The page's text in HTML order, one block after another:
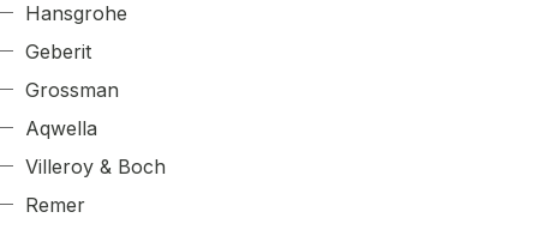
Hansgrohe
Geberit
Grossman
Aqwella
Villeroy & Boch
Remer